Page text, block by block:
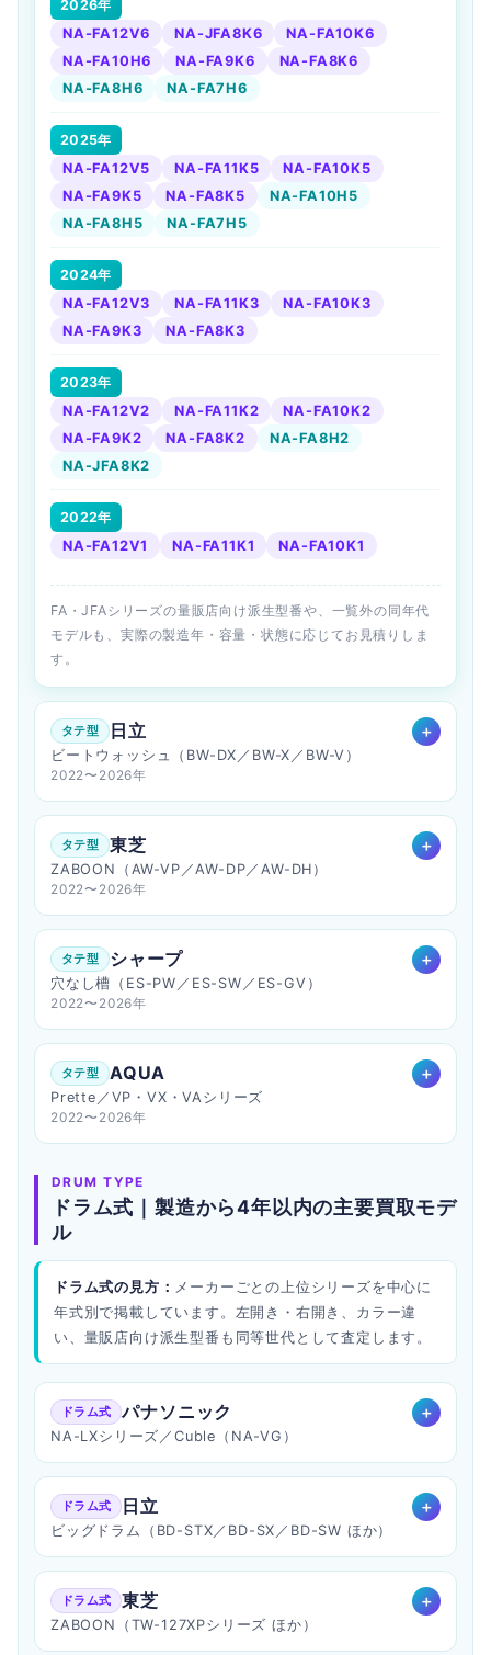
2026年
NA-FA12V6
NA-JFA8K6
NA-FA10K6
NA-FA10H6
NA-FA9K6
NA-FA8K6
NA-FA8H6
NA-FA7H6
2025年
NA-FA12V5
NA-FA11K5
NA-FA10K5
NA-FA9K5
NA-FA8K5
NA-FA10H5
NA-FA8H5
NA-FA7H5
2024年
NA-FA12V3
NA-FA11K3
NA-FA10K3
NA-FA9K3
NA-FA8K3
2023年
NA-FA12V2
NA-FA11K2
NA-FA10K2
NA-FA9K2
NA-FA8K2
NA-FA8H2
NA-JFA8K2
2022年
NA-FA12V1
NA-FA11K1 NA-FA10K1
FA・JFAシリーズの量販店向け派生型番や、一覧外の同年代
モデルも、実際の製造年・容量・状態に応じてお見積りしま
す。
タテ型 日立
ビートウォッシュ（BW-DX／BW-X／BW-V）
2022〜2026年
タテ型 東芝
ZABOON（AW-VP／AW-DP／AW-DH）
2022〜2026年
タテ型 シャープ
穴なし槽（ES-PW／ES-SW／ES-GV）
2022〜2026年
タテ型 AQUA
Prette／VP・VX・VAシリーズ
2022〜2026年
DRUM TYPE
ドラム式｜製造から4年以内の主要買取モデ
ル
ドラム式の見方： メーカーごとの上位シリーズを中心に
年式別で掲載しています。左開き・右開き、カラー違
い、量販店向け派生型番も同等世代として査定します。
ドラム式 パナソニック
NA-LXシリーズ／Cuble（NA-VG）
ドラム式 日立
ビッグドラム（BD-STX／BD-SX／BD-SW ほか）
ドラム式 東芝
ZABOON（TW-127XPシリーズ ほか）